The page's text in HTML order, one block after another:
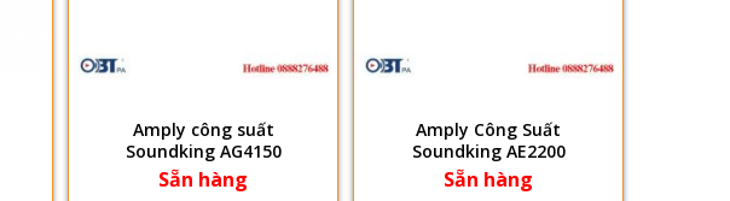
Amply công suất
Soundking AG4150
Sẵn hàng
Amply Công Suất
Soundking AE2200
Sẵn hàng